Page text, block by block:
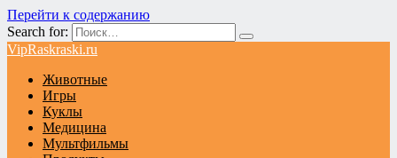
Перейти к содержанию
Search for:
VipRaskraski.ru
Животные
Игры
Куклы
Медицина
Мультфильмы